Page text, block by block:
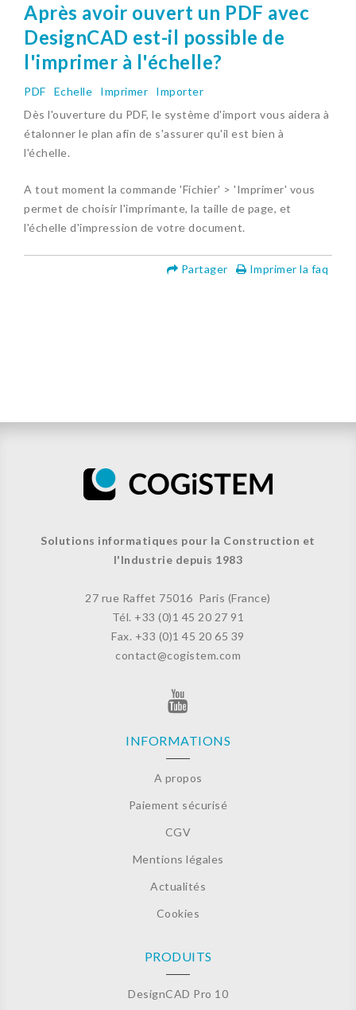
Après avoir ouvert un PDF avec
DesignCAD est-il possible de
l'imprimer à l'échelle?
PDF Echelle Imprimer
Importer
Dès l'ouverture du PDF, le système d'import vous aidera à
étalonner le plan afin de s'assurer qu'il est bien à
l'échelle.
A tout moment la commande 'Fichier' > 'Imprimer' vous
permet de choisir l'imprimante, la taille de page, et
l'échelle d'impression de votre document.
Imprimer la faq
Partager
Solutions informatiques pour la Construction et
l'Industrie depuis 1983
27 rue Raffet 75016 Paris (France)
Tél. +33 (0)1 45 20 27 91
Fax. +33 (0)1 45 20 65 39
contact@cogistem.com
INFORMATIONS
A propos
Paiement sécurisé
CGV
Mentions légales
Actualités
Cookies
PRODUITS
DesignCAD Pro 10